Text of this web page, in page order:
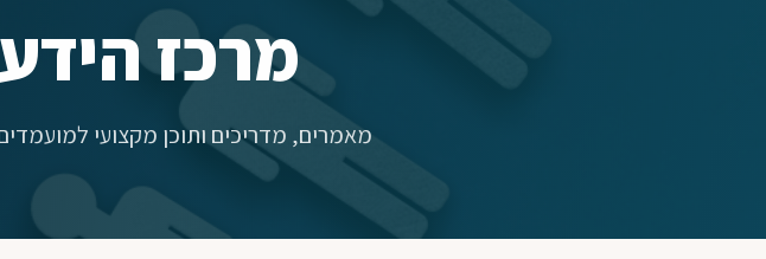
מרכז
מאמרים, מדריכים ותוכן מקצועי